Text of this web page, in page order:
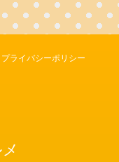
プライバシーポリシー